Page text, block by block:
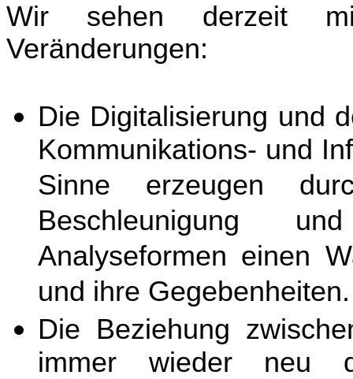
Wir sehen derzeit
Veränderungen:
Die Digitalisierung und
Kommunikations- und
Sinne erzeugen
Beschleunigung
Analyseformen einen
und ihre Gegebenheiten.
Die Beziehung
immer wieder neu